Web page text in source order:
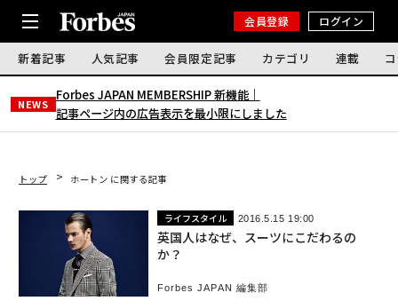
会員登録 ログイン
新着記事 人気記事 会員限定記事 カテゴリ 連載
NEWS
Forbes JAPAN MEMBERSHIP 新機能｜
記事ページ内の広告表示を最小限にしました
トップ ホートン に関する記事
ライフスタイル 2016.5.15 19:00
英国人はなぜ、スーツにこだわるの
か？
Forbes JAPAN 編集部